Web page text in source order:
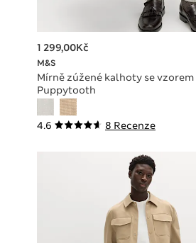
4.6 8 Recenze
M&S
Mírně zúžené kalhoty se vzorem
Puppytooth
1 299,00Kč